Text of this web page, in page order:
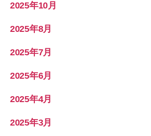
2025年10月
2025年8月
2025年7月
2025年6月
2025年4月
2025年3月